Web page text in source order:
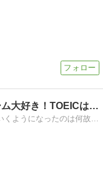
独身OLの日々。恋愛と人狼ゲーム大好き！TOEICは860点